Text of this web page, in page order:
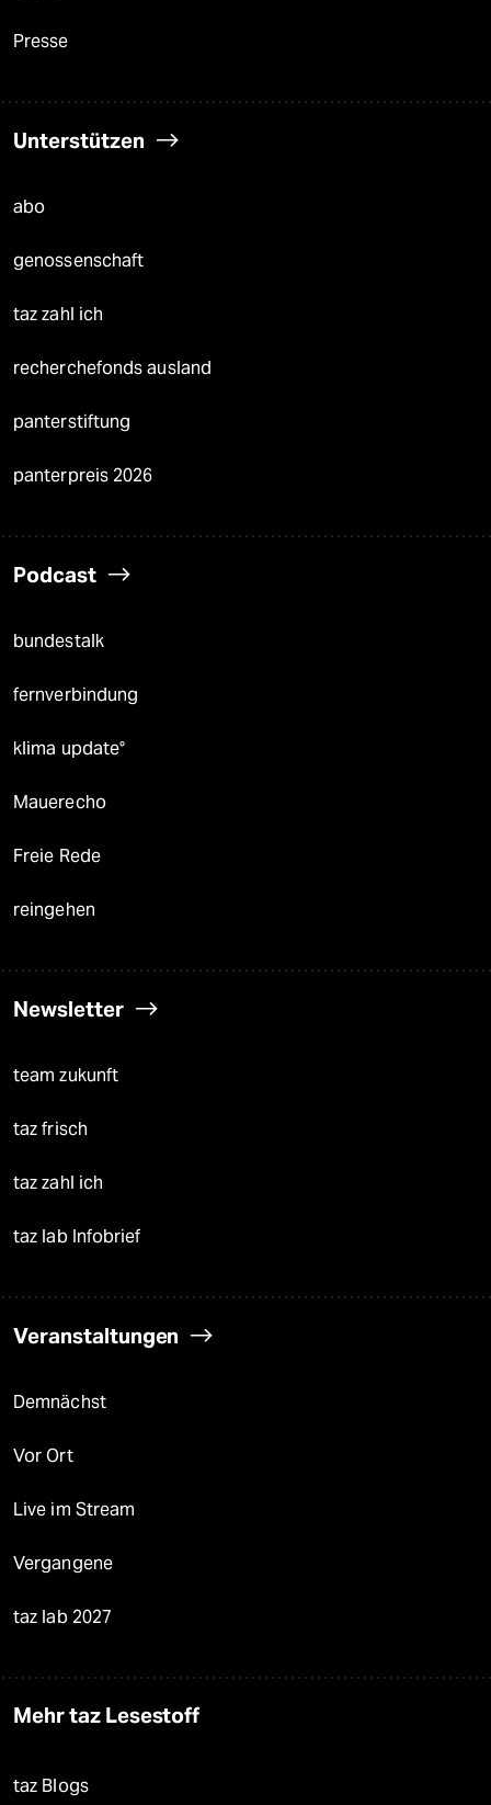
Presse
Unterstützen
abo
genossenschaft
taz zahl ich
recherchefonds ausland
panterstiftung
panterpreis 2026
Podcast
bundestalk
fernverbindung
klima update°
Mauerecho
Freie Rede
reingehen
Newsletter
team zukunft
taz frisch
taz zahl ich
taz lab Infobrief
Veranstaltungen
Demnächst
Vor Ort
Live im Stream
Vergangene
taz lab 2027
Mehr taz Lesestoff
taz Blogs